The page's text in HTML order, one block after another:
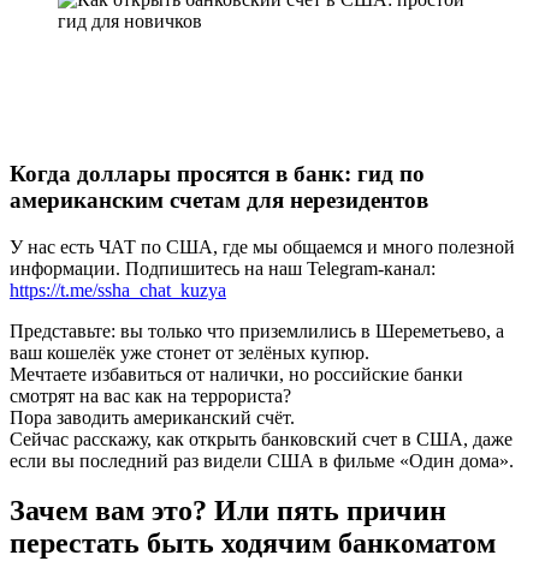
Когда доллары просятся в банк: гид по
американским счетам для нерезидентов
У нас есть ЧАТ по США, где мы общаемся и много полезной
информации. Подпишитесь на наш Telegram-канал:
https://t.me/ssha_chat_kuzya
Представьте: вы только что приземлились в Шереметьево, а
ваш кошелёк уже стонет от зелёных купюр.
Мечтаете избавиться от налички, но российские банки
смотрят на вас как на террориста?
Пора заводить американский счёт.
Сейчас расскажу, как открыть банковский счет в США, даже
если вы последний раз видели США в фильме «Один дома».
Зачем вам это? Или пять причин
перестать быть ходячим банкоматом